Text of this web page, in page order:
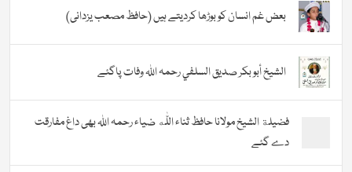
بعض غم انسان کو بوڑھا کردیتے ہیں (حافظ مصعب یزدانی)
الشيخ أبو بكر صديق السلفي رحمہ اللہ وفات پاگئے
فضیلة الشيخ مولانا حافظ ثناء اللّٰه ضیاء رحمہ اللہ بھی داغ مفارقت
دے گئے